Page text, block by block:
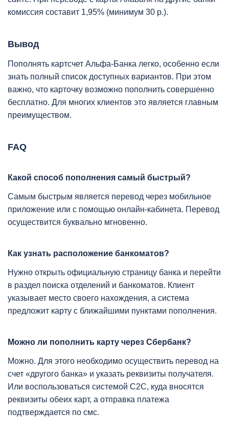
комиссия составит 1,95% (минимум 30 р.).
Вывод
Пополнять картсчет Альфа-Банка легко, особенно если
знать полный список доступных вариантов. При этом
важно, что карточку возможно пополнить совершенно
бесплатно. Для многих клиентов это является главным
преимуществом.
FAQ
Какой способ пополнения самый быстрый?
Самым быстрым является перевод через мобильное
приложение или с помощью онлайн-кабинета. Перевод
осуществится буквально мгновенно.
Как узнать расположение банкоматов?
Нужно открыть официальную страницу банка и перейти
в раздел поиска отделений и банкоматов. Клиент
указывает место своего нахождения, а система
предложит карту с ближайшими пунктами пополнения.
Можно ли пополнить карту через Сбербанк?
Можно. Для этого необходимо осуществить перевод на
счет «другого банка» и указать реквизиты получателя.
Или воспользоваться системой C2C, куда вносятся
реквизиты обеих карт, а отправка платежа
подтверждается по смс.